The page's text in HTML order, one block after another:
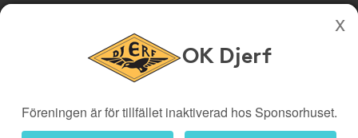
Köp genom denna sida stöttar OK Djerf
OK Djerf
Föreningen är för tillfället inaktiverad hos Sponsorhuset.